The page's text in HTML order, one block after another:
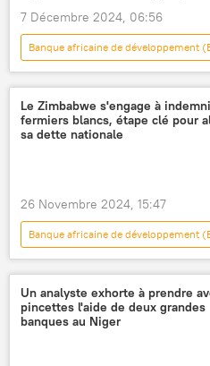
7 Décembre 2024, 06:56
Banque africaine de développement
agriculture
Afrique
Le Zimbabwe s'engage à
fermiers blancs, étape clé pour
sa dette nationale
26 Novembre 2024, 15:47
Banque africaine de développement
Afrique subsaharienne
expropriation
indemnisation
Un analyste exhorte à prendre
pincettes l'aide de deux grandes
banques au Niger